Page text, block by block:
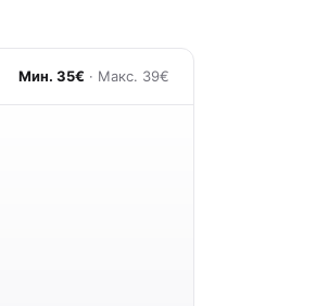
Мин. 35€ · Макс. 39€